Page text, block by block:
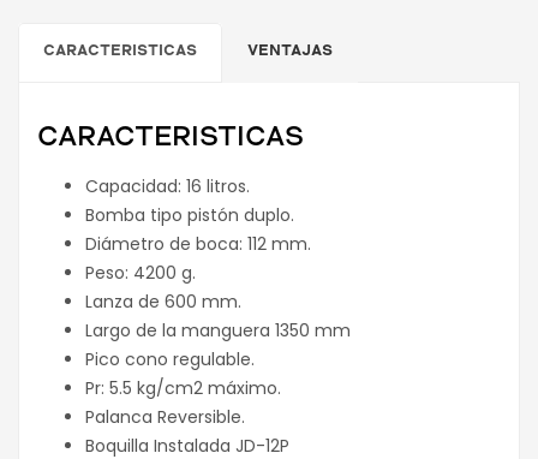
CARACTERISTICAS VENTAJAS
CARACTERISTICAS
Capacidad: 16 litros.
Bomba tipo pistón duplo.
Diámetro de boca: 112 mm.
Peso: 4200 g.
Lanza de 600 mm.
Largo de la manguera 1350 mm
Pico cono regulable.
Pr: 5.5 kg/cm2 máximo.
Palanca Reversible.
Boquilla Instalada JD-12P